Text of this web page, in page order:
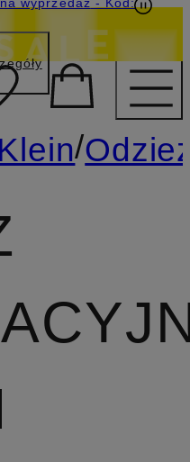
GŁÓWNEJ
/